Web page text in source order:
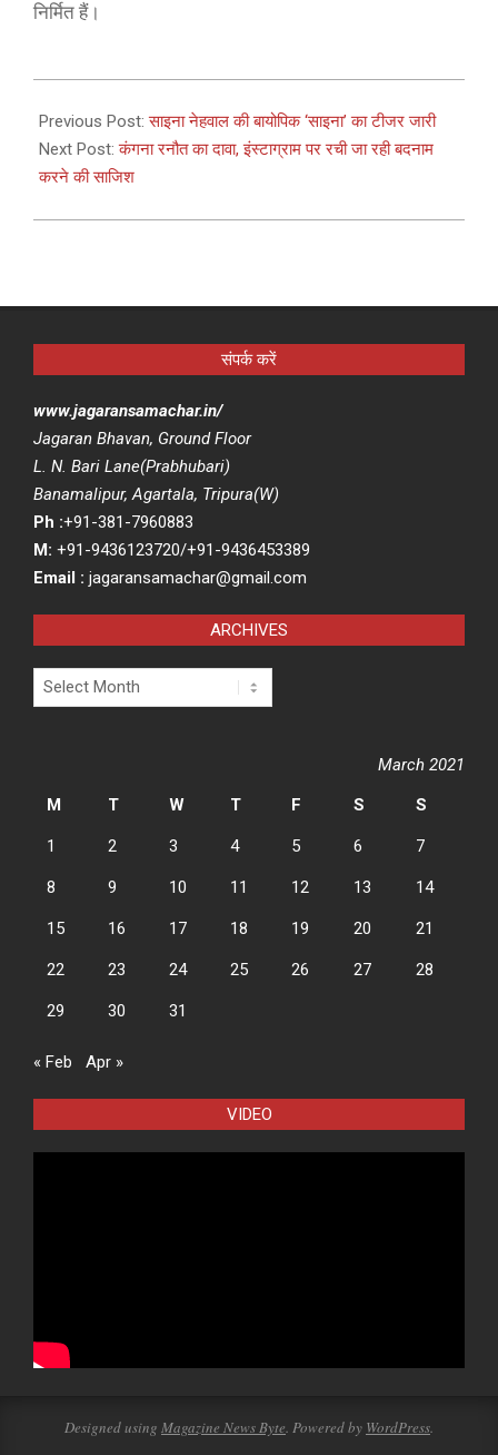
निर्मित हैं।
03-
05
Previous Post:साइना नेहवाल की बायोपिक ‘साइना’ का टीजर जारी
Next Post:कंगना रनौत का दावा, इंस्टाग्राम पर रची जा रही बदनाम
करने की साजिश
संपर्क करें
www.jagaransamachar.in/
Jagaran Bhavan, Ground Floor
L. N. Bari Lane(Prabhubari)
Banamalipur, Agartala, Tripura(W)
Ph :+91-381-7960883
M: +91-9436123720/+91-9436453389
Email : jagaransamachar@gmail.com
ARCHIVES
Archives
March 2021
M
T W T F S S
1 2 3 4 5 6 7
8 9 10 11 12 13 14
15 16 17 18 19 20 21
22 23 24 25 26 27 28
29 30 31
« Feb Apr »
VIDEO
Designed using Magazine News Byte. Powered by WordPress.